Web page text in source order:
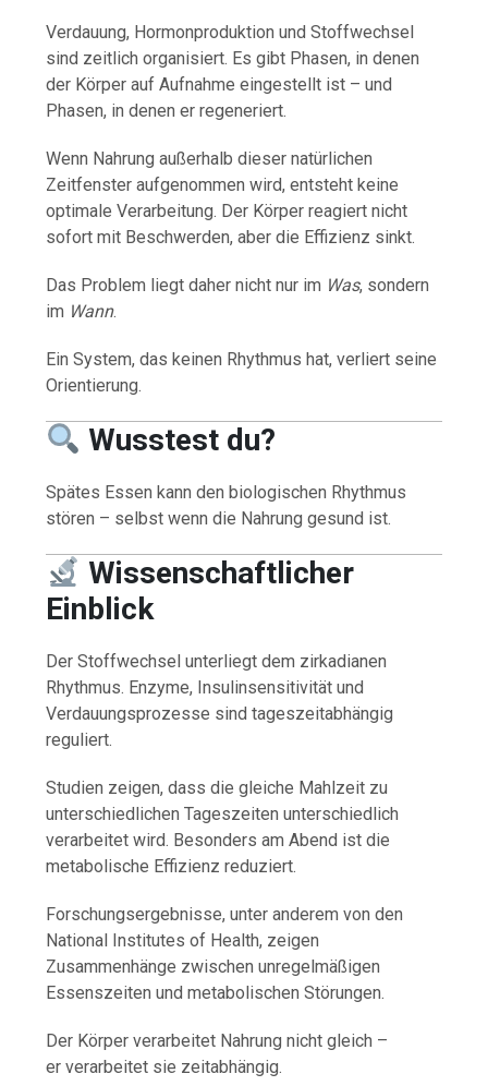
Verdauung, Hormonproduktion und Stoffwechsel
sind zeitlich organisiert. Es gibt Phasen, in denen
der Körper auf Aufnahme eingestellt ist – und
Phasen, in denen er regeneriert.
Wenn Nahrung außerhalb dieser natürlichen
Zeitfenster aufgenommen wird, entsteht keine
optimale Verarbeitung. Der Körper reagiert nicht
sofort mit Beschwerden, aber die Effizienz sinkt.
Das Problem liegt daher nicht nur im Was, sondern
im Wann.
Ein System, das keinen Rhythmus hat, verliert seine
Orientierung.
Wusstest du?
Spätes Essen kann den biologischen Rhythmus
stören – selbst wenn die Nahrung gesund ist.
Wissenschaftlicher
Einblick
Der Stoffwechsel unterliegt dem zirkadianen
Rhythmus. Enzyme, Insulinsensitivität und
Verdauungsprozesse sind tageszeitabhängig
reguliert.
Studien zeigen, dass die gleiche Mahlzeit zu
unterschiedlichen Tageszeiten unterschiedlich
verarbeitet wird. Besonders am Abend ist die
metabolische Effizienz reduziert.
Forschungsergebnisse, unter anderem von den
National Institutes of Health, zeigen
Zusammenhänge zwischen unregelmäßigen
Essenszeiten und metabolischen Störungen.
Der Körper verarbeitet Nahrung nicht gleich –
er verarbeitet sie zeitabhängig.